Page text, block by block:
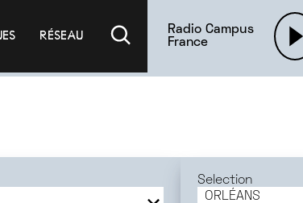
RÉSEAU
Radio Campus
France
Selection
ORLÉANS